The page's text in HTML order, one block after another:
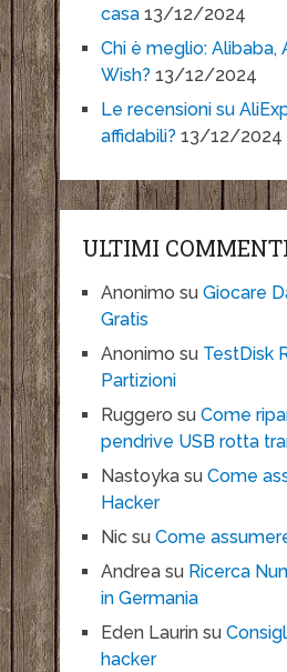
casa 13/12/2024
Chi è meglio: Alibaba,
Wish? 13/12/2024
Le recensioni su
affidabili? 13/12/2024
ULTIMI
Anonimo su Giocare
Gratis
Anonimo su TestDisk
Partizioni
Ruggero su Come
pendrive USB rotta
Nastoykasu Come
Hacker
Nicsu Come
Andreasu Ricerca
in Germania
Eden Laurinsu
hacker